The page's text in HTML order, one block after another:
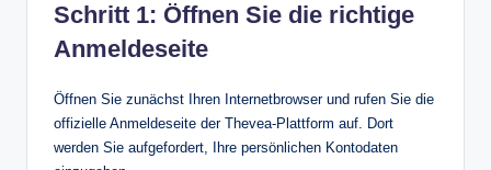
Schritt 1: Öffnen Sie die richtige
Anmeldeseite
Öffnen Sie zunächst Ihren Internetbrowser und rufen Sie die
offizielle Anmeldeseite der Thevea-Plattform auf. Dort
werden Sie aufgefordert, Ihre persönlichen Kontodaten